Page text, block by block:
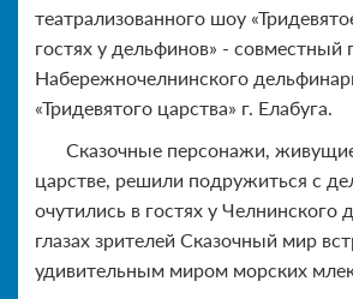
театрализованного шоу
гостях у дельфинов» - совместный
Набережночелнинского
«Тридевятого царства» г. Елабуга.
Сказочные персонажи,
царстве, решили подружиться с
очутились в гостях у
глазах зрителей Сказочный мир
удивительным миром морских